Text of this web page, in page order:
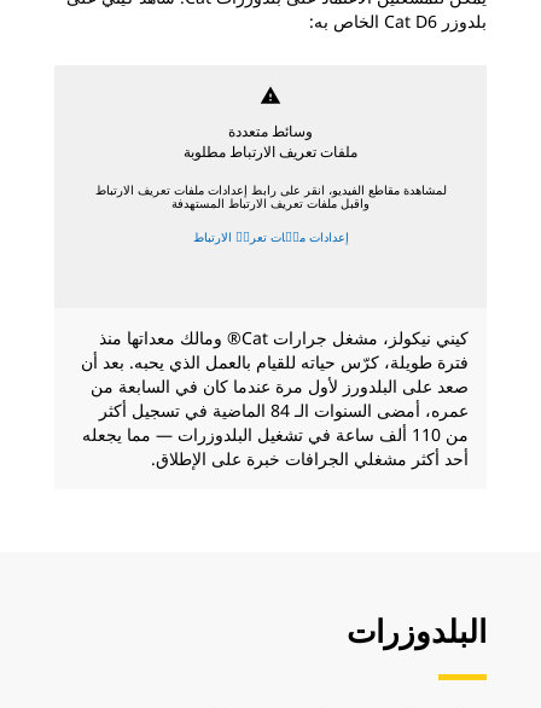
بلدوزر Cat D6 الخاص به:
warning
وسائط متعددة
ملفات تعريف الارتباط مطلوبة
لمشاهدة مقاطع الفيديو، انقر على رابط إعدادات ملفات تعريف الارتباط
واقبل ملفات تعريف الارتباط المستهدفة
إعدادات ملٝات تعريٝ الارتباط
كيني نيكولز، مشغل جرارات Cat® ومالك معداتها منذ
فترة طويلة، كرّس حياته للقيام بالعمل الذي يحبه. بعد أن
صعد على البلدورز لأول مرة عندما كان في السابعة من
عمره، أمضى السنوات الـ 84 الماضية في تسجيل أكثر
من 110 ألف ساعة في تشغيل البلدوزرات — مما يجعله
أحد أكثر مشغلي الجرافات خبرة على الإطلاق.
البلدوزرات